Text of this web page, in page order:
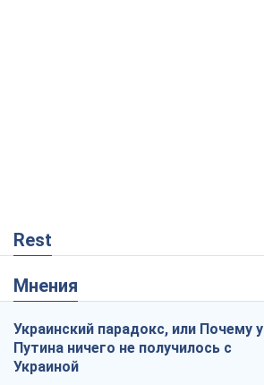
Rest
Мнения
Украинский парадокс, или Почему у
Путина ничего не получилось с
Украиной